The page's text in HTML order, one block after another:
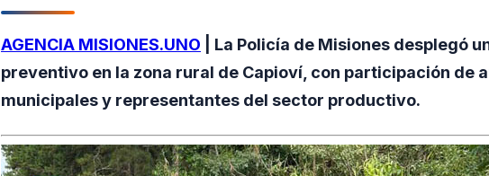
AGENCIA MISIONES.UNO | La Policía de Misiones desplegó
preventivo en la zona rural de Capioví, con participación de
municipales y representantes del sector productivo.